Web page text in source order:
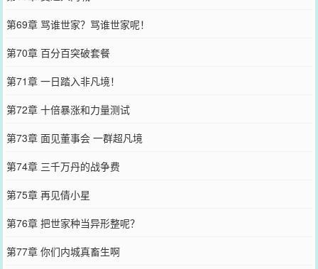
第69章 骂谁世家？骂谁世家呢！
第70章 百分百突破套餐
第71章 一日踏入非凡境！
第72章 十倍暴涨和力量测试
第73章 面见董事会 一群超凡境
第74章 三千万丹的战争费
第75章 再见倩小星
第76章 把世家种当异形整呢？
第77章 你们内城真畜生啊